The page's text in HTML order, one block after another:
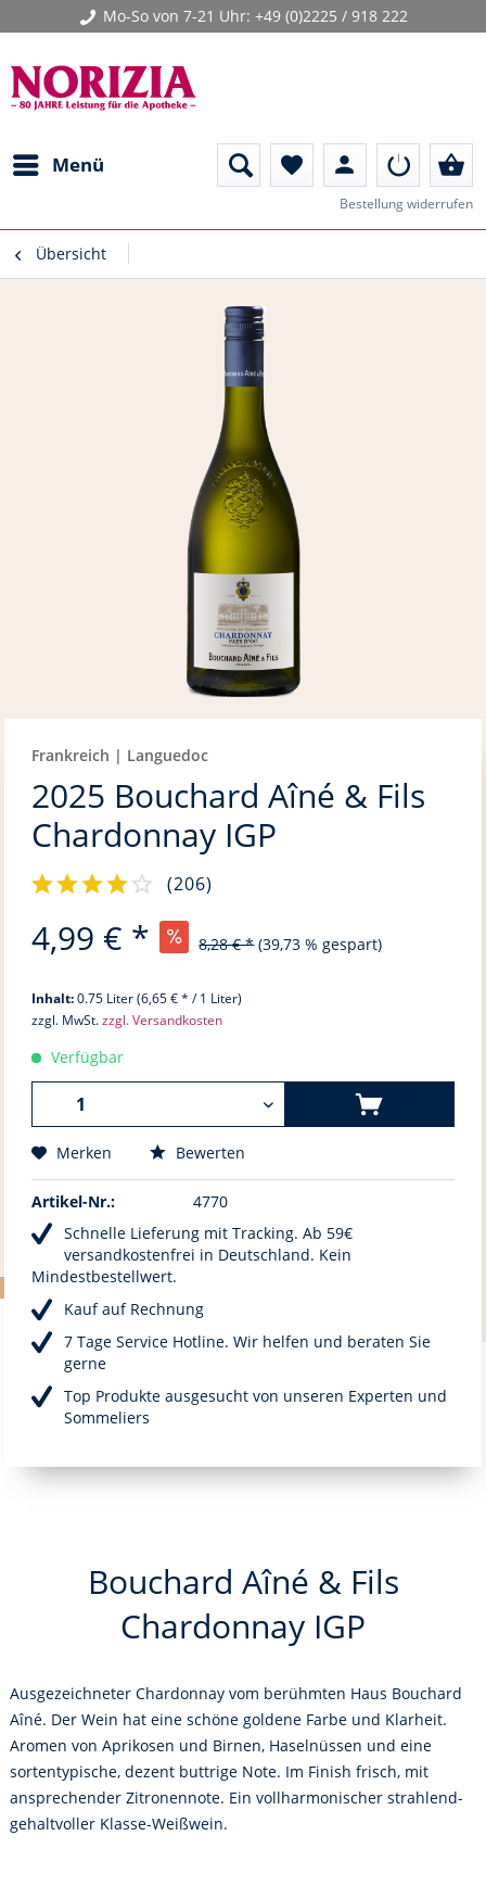
Mo-So von 7-21 Uhr: +49 (0)2225 / 918 222
Menü favorite person shopping_basket
Bestellung widerrufen
Übersicht
Frankreich | Languedoc
2025 Bouchard Aîné & Fils
Chardonnay IGP
(206)
4,99 € * 8,28 € * (39,73 % gespart)
Inhalt:0.75 Liter (6,65 € * / 1 Liter)
zzgl. MwSt.zzgl. Versandkosten
Verfügbar
Merken Bewerten
Artikel-Nr.:
4770
Schnelle Lieferung mit Tracking. Ab 59€
versandkostenfrei in Deutschland. Kein
Mindestbestellwert.
Kauf auf Rechnung
7 Tage Service Hotline. Wir helfen und beraten Sie
gerne
Top Produkte ausgesucht von unseren Experten und
Sommeliers
Bouchard Aîné & Fils
Chardonnay IGP
Ausgezeichneter Chardonnay vom berühmten Haus Bouchard
Aîné. Der Wein hat eine schöne goldene Farbe und Klarheit.
Aromen von Aprikosen und Birnen, Haselnüssen und eine
sortentypische, dezent buttrige Note. Im Finish frisch, mit
ansprechender Zitronennote. Ein vollharmonischer strahlend-
gehaltvoller Klasse-Weißwein.